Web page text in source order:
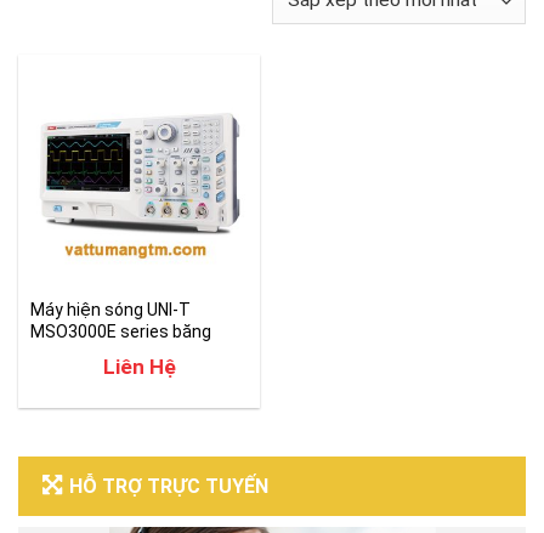
HỖ TRỢ TRỰC TUYẾN
Máy hiện sóng UNI-T
MSO3000E series băng
Liên Hệ